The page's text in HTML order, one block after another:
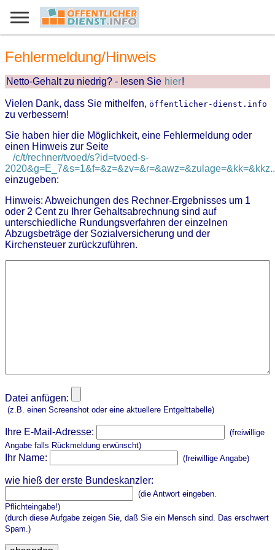
Fehlermeldung/Hinweis
Netto-Gehalt zu niedrig? - lesen Sie hier!
Vielen Dank, dass Sie mithelfen, öffentlicher-dienst.info
zu verbessern!
Sie haben hier die Möglichkeit, eine Fehlermeldung oder
einen Hinweis zur Seite
/c/t/rechner/tvoed/s?id=tvoed-s-
einzugeben:
Hinweis: Abweichungen des Rechner-Ergebnisses um 1
oder 2 Cent zu Ihrer Gehaltsabrechnung sind auf
unterschiedliche Rundungsverfahren der einzelnen
Abzugsbeträge der Sozialversicherung und der
Kirchensteuer zurückzuführen.
Datei anfügen:
(z.B. einen Screenshot oder eine aktuellere Entgelttabelle)
Ihre E-Mail-Adresse:
(freiwillige
Angabe falls Rückmeldung erwünscht)
Ihr Name: (freiwillige Angabe)
wie hieß der erste Bundeskanzler:
(die Antwort eingeben.
Pflichteingabe!)
(durch diese Aufgabe zeigen Sie, daß Sie ein Mensch sind. Das erschwert
Spam.)